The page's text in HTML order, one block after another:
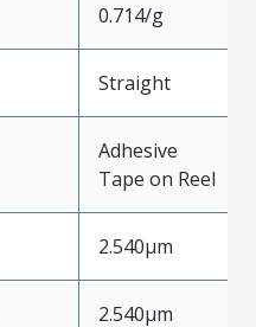
0.714/g
Straight
Adhesive
Tape on Reel
2.540µm
2.540µm